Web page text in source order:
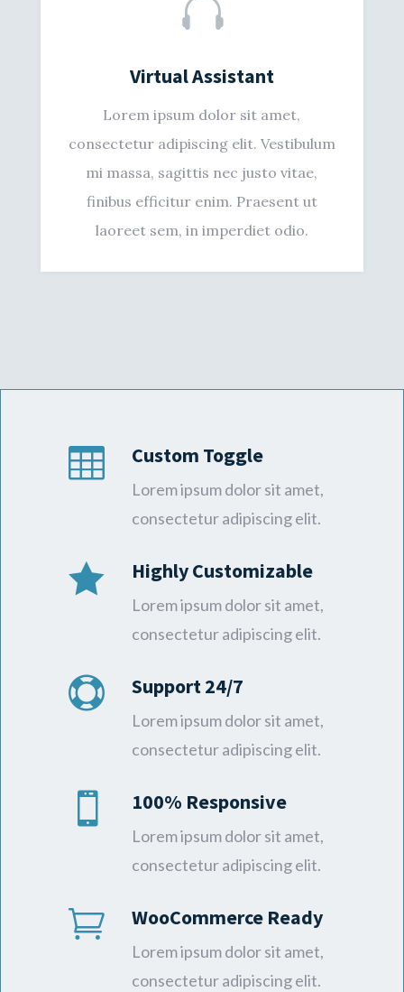

Virtual Assistant
Lorem ipsum dolor sit amet,
consectetur adipiscing elit. Vestibulum
mi massa, sagittis nec justo vitae,
finibus efficitur enim. Praesent ut
laoreet sem, in imperdiet odio.
 Custom Toggle
Lorem ipsum dolor sit amet,
consectetur adipiscing elit.
 Highly Customizable
Lorem ipsum dolor sit amet,
consectetur adipiscing elit.
 Support 24/7
Lorem ipsum dolor sit amet,
consectetur adipiscing elit.
 100% Responsive
Lorem ipsum dolor sit amet,
consectetur adipiscing elit.
 WooCommerce Ready
Lorem ipsum dolor sit amet,
consectetur adipiscing elit.